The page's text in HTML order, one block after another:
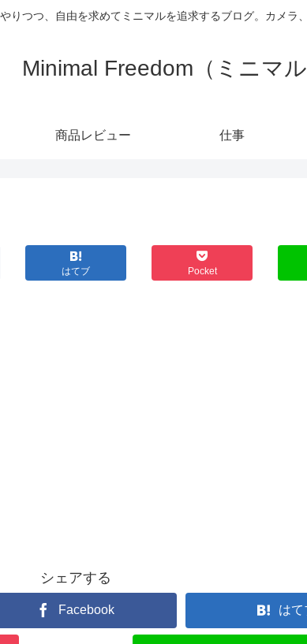
りつつ、自由を求めてミニマルを追求するブログ。カメラ
Minimal Freedom（ミニマ
商品レビュー 仕事
はてブ Pocket
シェアする
Facebook はて